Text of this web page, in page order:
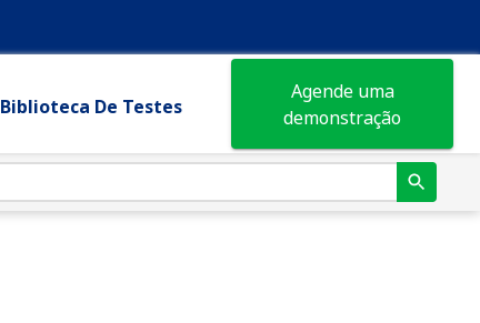
Biblioteca De Testes
Agende uma
demonstração